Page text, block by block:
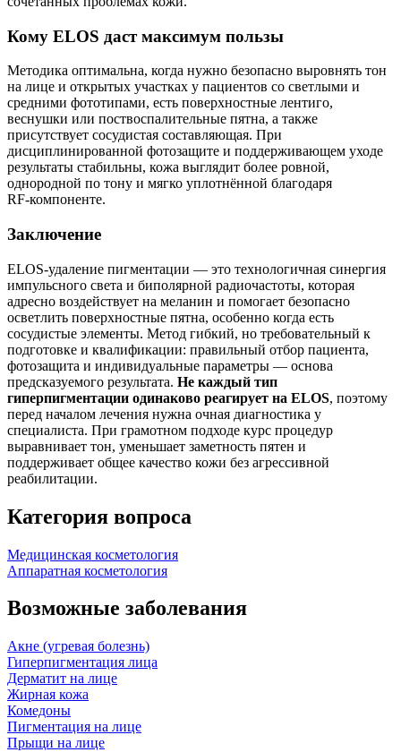
Кому ELOS даст максимум пользы
Методика оптимальна, когда нужно безопасно выровнять тон
на лице и открытых участках у пациентов со светлыми и
средними фототипами, есть поверхностные лентиго,
веснушки или поствоспалительные пятна, а также
присутствует сосудистая составляющая. При
дисциплинированной фотозащите и поддерживающем уходе
результаты стабильны, кожа выглядит более ровной,
однородной по тону и мягко уплотнённой благодаря
RF‑компоненте.
Заключение
ELOS‑удаление пигментации — это технологичная синергия
импульсного света и биполярной радиочастоты, которая
адресно воздействует на меланин и помогает безопасно
осветлить поверхностные пятна, особенно когда есть
сосудистые элементы. Метод гибкий, но требовательный к
подготовке и квалификации: правильный отбор пациента,
фотозащита и индивидуальные параметры — основа
предсказуемого результата. Не каждый тип
гиперпигментации одинаково реагирует на ELOS, поэтому
перед началом лечения нужна очная диагностика у
специалиста. При грамотном подходе курс процедур
выравнивает тон, уменьшает заметность пятен и
поддерживает общее качество кожи без агрессивной
реабилитации.
Категория вопроса
Медицинская косметология
Аппаратная косметология
Возможные заболевания
Акне (угревая болезнь)
Гиперпигментация лица
Дерматит на лице
Жирная кожа
Комедоны
Пигментация на лице
Прыщи на лице